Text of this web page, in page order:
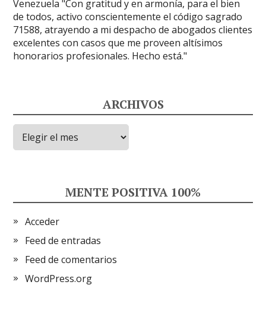
ARCHIVOS
Archivos
MENTE POSITIVA 100%
Acceder
Feed de entradas
Feed de comentarios
WordPress.org